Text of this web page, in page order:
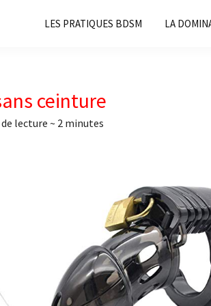
LES PRATIQUES BDSM LA
ceinture
lecture ~ 2 minutes